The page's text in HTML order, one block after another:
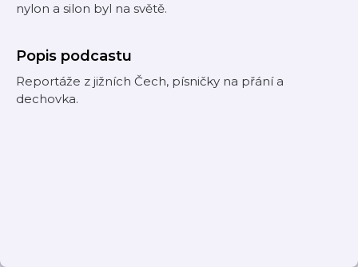
nylon a silon byl na světě.
Popis podcastu
Reportáže z jižních Čech, písničky na přání a
dechovka.